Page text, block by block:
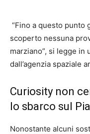
“Fino a questo punto
scoperto nessuna
marziano”, si legge in
dall’agenzia spaziale
Curiosity non
lo sbarco sul
Nonostante alcuni